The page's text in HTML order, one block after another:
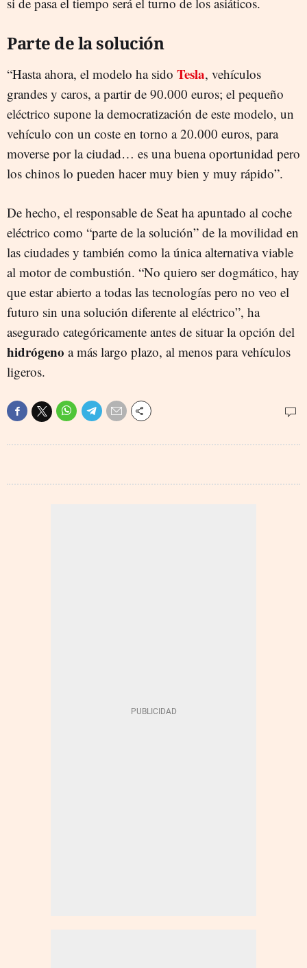
Parte de la solución
“Hasta ahora, el modelo ha sido Tesla, vehículos
grandes y caros, a partir de 90.000 euros; el pequeño
eléctrico supone la democratización de este modelo, un
vehículo con un coste en torno a 20.000 euros, para
moverse por la ciudad… es una buena oportunidad pero
los chinos lo pueden hacer muy bien y muy rápido”.
De hecho, el responsable de Seat ha apuntado al coche
eléctrico como “parte de la solución” de la movilidad en
las ciudades y también como la única alternativa viable
al motor de combustión. “No quiero ser dogmático, hay
que estar abierto a todas las tecnologías pero no veo el
futuro sin una solución diferente al eléctrico”, ha
asegurado categóricamente antes de situar la opción del
hidrógeno a más largo plazo, al menos para vehículos
ligeros.